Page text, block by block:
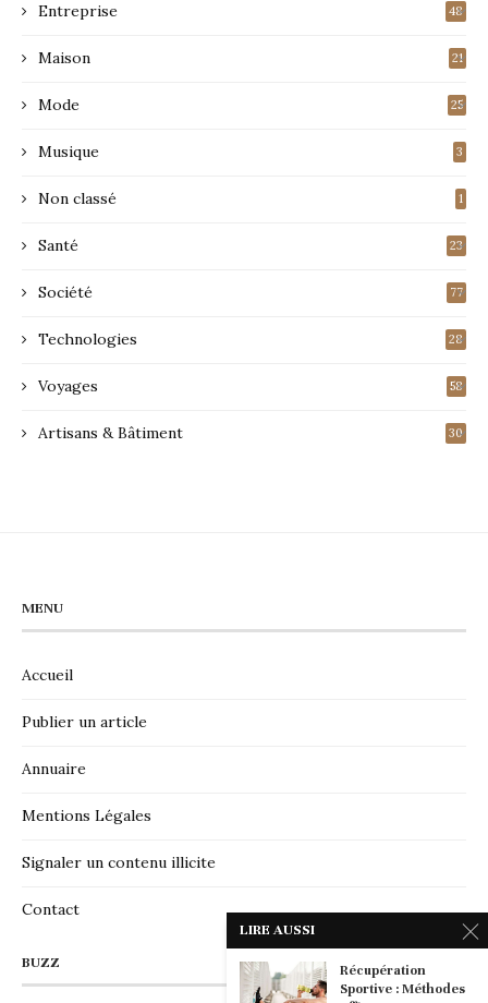
Entreprise 48
Maison 21
Mode 25
Musique 3
Non classé 1
Santé 23
Société 77
Technologies 28
Voyages 58
Artisans & Bâtiment 30
MENU
Accueil
Publier un article
Annuaire
Mentions Légales
Signaler un contenu illicite
Contact
BUZZ
LIRE AUSSI
Récupération
Sportive : Méthodes